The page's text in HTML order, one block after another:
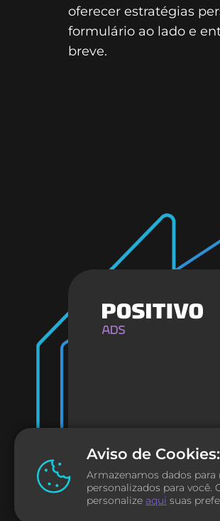
oferecer estratégias
formulário ao lado e
breve.
Aviso de Cookies:
Armazenamos dados
personalizados para você.
personalize aqui suas